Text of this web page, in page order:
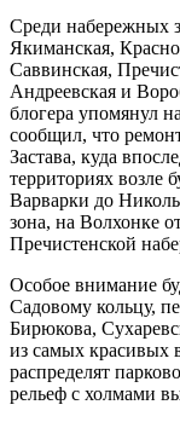
Среди набережных
Якиманская,
Саввинская,
Андреевская и
блогера упомянул
сообщил, что
Застава, куда
территориях возле
Варварки до
зона, на Волхонке
Пречистенской
Особое внимание
Садовому кольцу,
Бирюкова,
из самых красивых
распределят
рельеф с холмами